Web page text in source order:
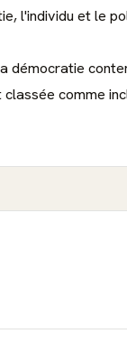
l'individu et le
démocratie
comme